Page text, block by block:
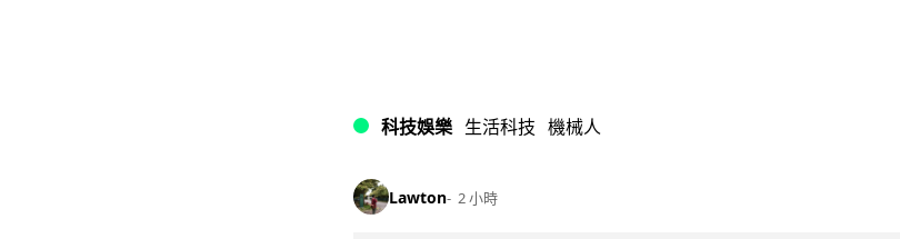
科技娛樂 生活科技 機械人
Lawton 2 小時